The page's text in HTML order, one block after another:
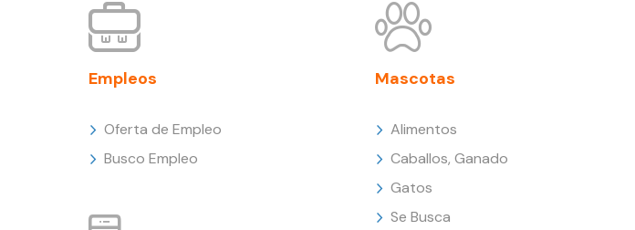
Empleos
Oferta de Empleo
Busco Empleo
Mascotas
Alimentos
Caballos, Ganado
Gatos
Se Busca